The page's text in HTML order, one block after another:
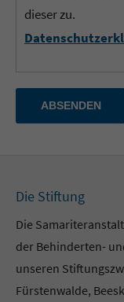
dieser zu.
ABSENDEN
Die Stiftung
Die
der Behinderten-
unseren
Fürstenwalde,